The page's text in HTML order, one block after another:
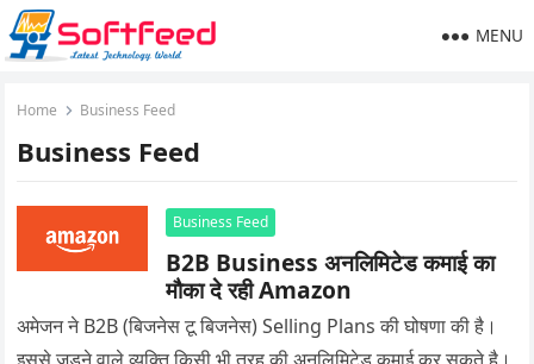
MENU
Home Business Feed
Business Feed
Business Feed
B2B Business अनलिमिटेड कमाई का
मौका दे रही Amazon
अमेजन ने B2B (बिजनेस टू बिजनेस) Selling Plans की घोषणा की है।